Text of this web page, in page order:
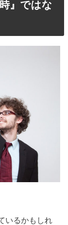
』ではな
いるかもしれ